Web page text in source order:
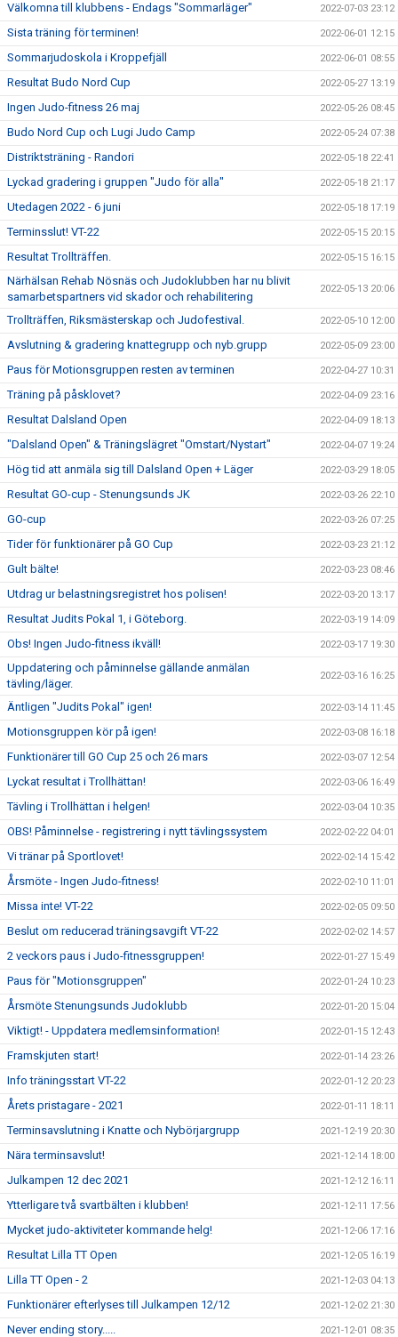
Välkomna till klubbens - Endags "Sommarläger" 2022-07-03 23:12
Sista träning för terminen! 2022-06-01 12:15
Sommarjudoskola i Kroppefjäll 2022-06-01 08:55
Resultat Budo Nord Cup 2022-05-27 13:19
Ingen Judo-fitness 26 maj 2022-05-26 08:45
Budo Nord Cup och Lugi Judo Camp 2022-05-24 07:38
Distriktsträning - Randori 2022-05-18 22:41
Lyckad gradering i gruppen "Judo för alla" 2022-05-18 21:17
Utedagen 2022 - 6 juni 2022-05-18 17:19
Terminsslut! VT-22 2022-05-15 20:15
Resultat Trollträffen. 2022-05-15 16:15
Närhälsan Rehab Nösnäs och Judoklubben har nu blivit
samarbetspartners vid skador och rehabilitering
2022-05-13 20:06
Trollträffen, Riksmästerskap och Judofestival. 2022-05-10 12:00
Avslutning & gradering knattegrupp och nyb.grupp 2022-05-09 23:00
Paus för Motionsgruppen resten av terminen 2022-04-27 10:31
Träning på påsklovet? 2022-04-09 23:16
Resultat Dalsland Open 2022-04-09 18:13
"Dalsland Open" & Träningslägret "Omstart/Nystart" 2022-04-07 19:24
Hög tid att anmäla sig till Dalsland Open + Läger 2022-03-29 18:05
Resultat GO-cup - Stenungsunds JK 2022-03-26 22:10
GO-cup 2022-03-26 07:25
Tider för funktionärer på GO Cup 2022-03-23 21:12
Gult bälte! 2022-03-23 08:46
Utdrag ur belastningsregistret hos polisen! 2022-03-20 13:17
Resultat Judits Pokal 1, i Göteborg. 2022-03-19 14:09
Obs! Ingen Judo-fitness ikväll! 2022-03-17 19:30
Uppdatering och påminnelse gällande anmälan
tävling/läger.
2022-03-16 16:25
Äntligen "Judits Pokal" igen! 2022-03-14 11:45
Motionsgruppen kör på igen! 2022-03-08 16:18
Funktionärer till GO Cup 25 och 26 mars 2022-03-07 12:54
Lyckat resultat i Trollhättan! 2022-03-06 16:49
Tävling i Trollhättan i helgen! 2022-03-04 10:35
OBS! Påminnelse - registrering i nytt tävlingssystem 2022-02-22 04:01
Vi tränar på Sportlovet! 2022-02-14 15:42
Årsmöte - Ingen Judo-fitness! 2022-02-10 11:01
Missa inte! VT-22 2022-02-05 09:50
Beslut om reducerad träningsavgift VT-22 2022-02-02 14:57
2 veckors paus i Judo-fitnessgruppen! 2022-01-27 15:49
Paus för "Motionsgruppen" 2022-01-24 10:23
Årsmöte Stenungsunds Judoklubb 2022-01-20 15:04
Viktigt! - Uppdatera medlemsinformation! 2022-01-15 12:43
Framskjuten start! 2022-01-14 23:26
Info träningsstart VT-22 2022-01-12 20:23
Årets pristagare - 2021 2022-01-11 18:11
Terminsavslutning i Knatte och Nybörjargrupp 2021-12-19 20:30
Nära terminsavslut! 2021-12-14 18:00
Julkampen 12 dec 2021 2021-12-12 16:11
Ytterligare två svartbälten i klubben! 2021-12-11 17:56
Mycket judo-aktiviteter kommande helg! 2021-12-06 17:16
Resultat Lilla TT Open 2021-12-05 16:19
Lilla TT Open - 2 2021-12-03 04:13
Funktionärer efterlyses till Julkampen 12/12 2021-12-02 21:30
Never ending story..... 2021-12-01 08:35